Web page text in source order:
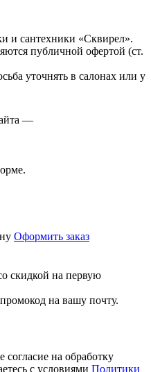
и сантехники «Сквирел».
публичной офертой (ст.
уточнять в салонах или у
—
Оформить заказ
скидкой на первую
на вашу почту.
согласие на обработку
с условиями Политики